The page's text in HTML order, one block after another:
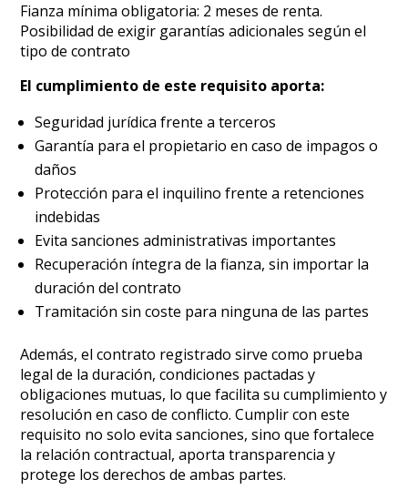
Fianza mínima obligatoria: 2 meses de renta.
Posibilidad de exigir garantías adicionales según el
tipo de contrato
El cumplimiento de este requisito aporta:
Seguridad jurídica frente a terceros
Garantía para el propietario en caso de impagos o
daños
Protección para el inquilino frente a retenciones
indebidas
Evita sanciones administrativas importantes
Recuperación íntegra de la fianza, sin importar la
duración del contrato
Tramitación sin coste para ninguna de las partes
Además, el contrato registrado sirve como prueba
legal de la duración, condiciones pactadas y
obligaciones mutuas, lo que facilita su cumplimiento y
resolución en caso de conflicto. Cumplir con este
requisito no solo evita sanciones, sino que fortalece
la relación contractual, aporta transparencia y
protege los derechos de ambas partes.